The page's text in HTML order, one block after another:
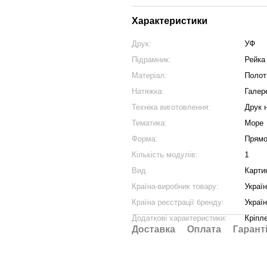
Характеристики
Друк:
УФ
Підрамник:
Матеріал:
Натяжка:
Техніка виготовлення:
Друк
Тематика:
Море
Форма:
Кількість модулів:
1
Вид
Країна-виробник товару:
Країна реєстрації бренду:
Додаткові характеристики:
Доставка Оплата